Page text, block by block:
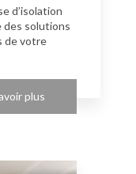
d’isolation
des solutions
de votre
plus